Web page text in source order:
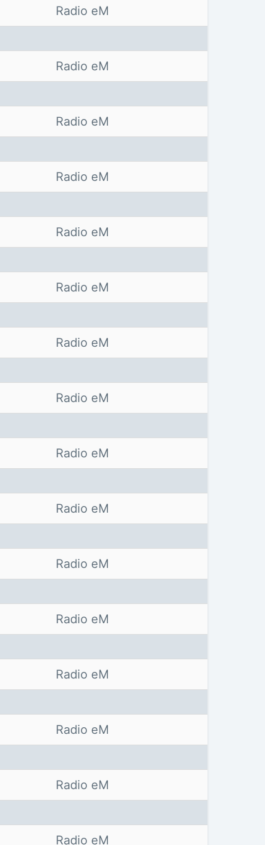
Radio eM
Radio eM
Radio eM
Radio eM
Radio eM
Radio eM
Radio eM
Radio eM
Radio eM
Radio eM
Radio eM
Radio eM
Radio eM
Radio eM
Radio eM
Radio eM